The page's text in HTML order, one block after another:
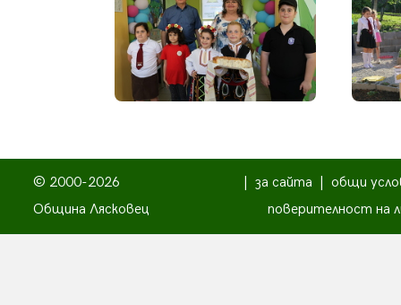
© 2000-2026
Община Лясковец
за сайта
общи
поверителност на